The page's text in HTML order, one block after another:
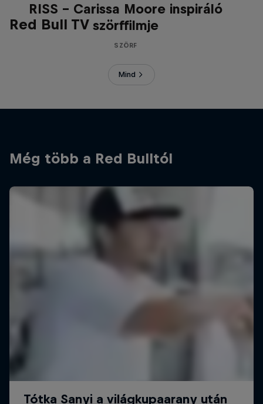
Red Bull TV
RISS - Carissa Moore inspiráló
szörffilmje
SZÖRF
Mind
Még több a Red Bulltól